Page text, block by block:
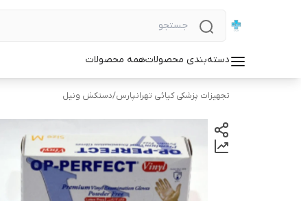
دسته‌بندی محصولاتهمه محصولات
تجهیزات پزشکی کیائی تهرانپارس/دستکش ونیل